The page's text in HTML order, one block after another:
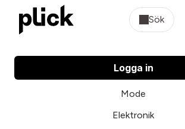
Sök
Logga in
Mode
Elektronik